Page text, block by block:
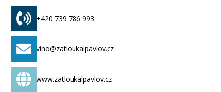
+420 739 786 993
vino@zatloukalpavlov.cz
www.zatloukalpavlov.cz